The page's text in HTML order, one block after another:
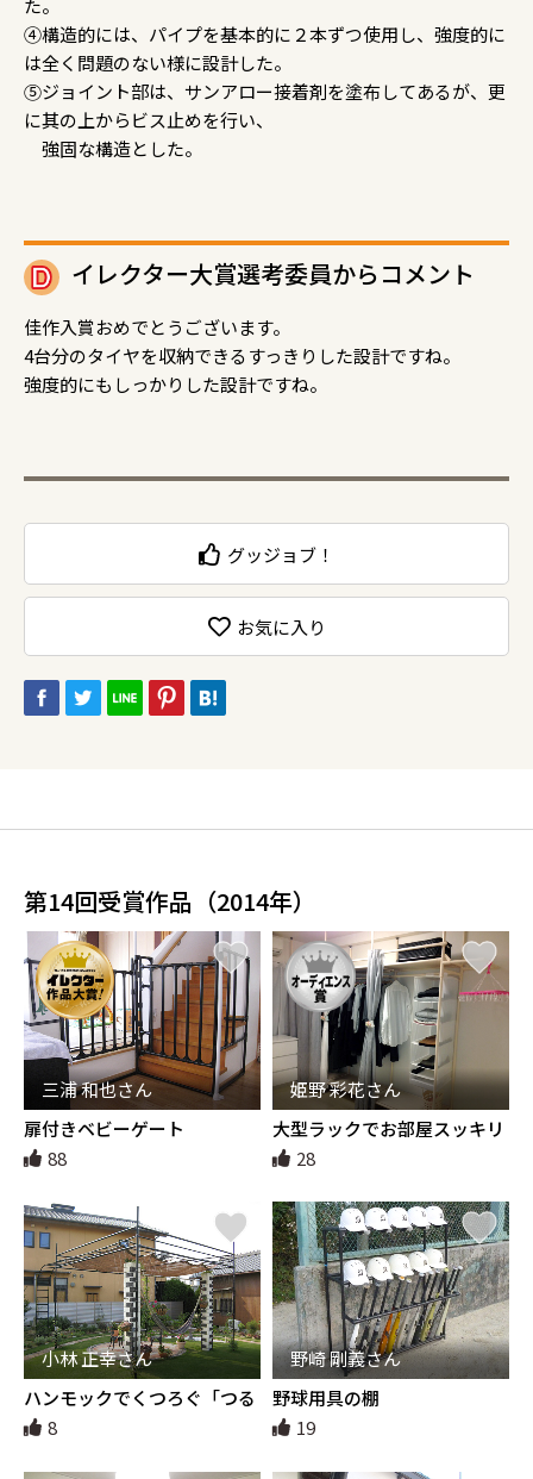
た。
④構造的には、パイプを基本的に２本ずつ使用し、強度的に
は全く問題のない様に設計した。
⑤ジョイント部は、サンアロー接着剤を塗布してあるが、更
に其の上からビス止めを行い、
強固な構造とした。
イレクター大賞選考委員からコメント
佳作入賞おめでとうございます。
4台分のタイヤを収納できるすっきりした設計ですね。
強度的にもしっかりした設計ですね。
グッジョブ！
お気に入り
第14回受賞作品（2014年）
三浦 和也さん
扉付きベビーゲート
88
姫野 彩花さん
大型ラックでお部屋スッキリ
快適！！
28
小林 正幸さん
ハンモックでくつろぐ「つる
バラと藤のプチカフェ」
8
野崎 剛義さん
野球用具の棚
19